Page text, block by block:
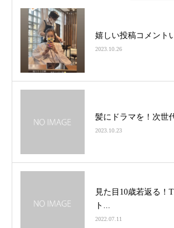
嬉しい投稿コメント
2023.10.26
髪にドラマを！次世
2023.10.23
見た目10歳若返る！
ト...
2022.07.11